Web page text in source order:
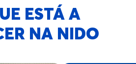
ESTÁ A
NA NIDO